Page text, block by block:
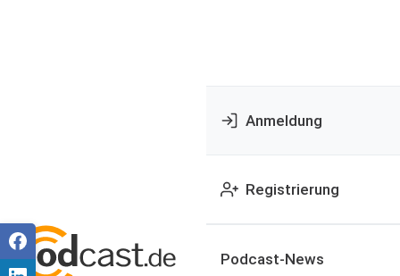
Anmeldung
Registrierung
Podcast-News